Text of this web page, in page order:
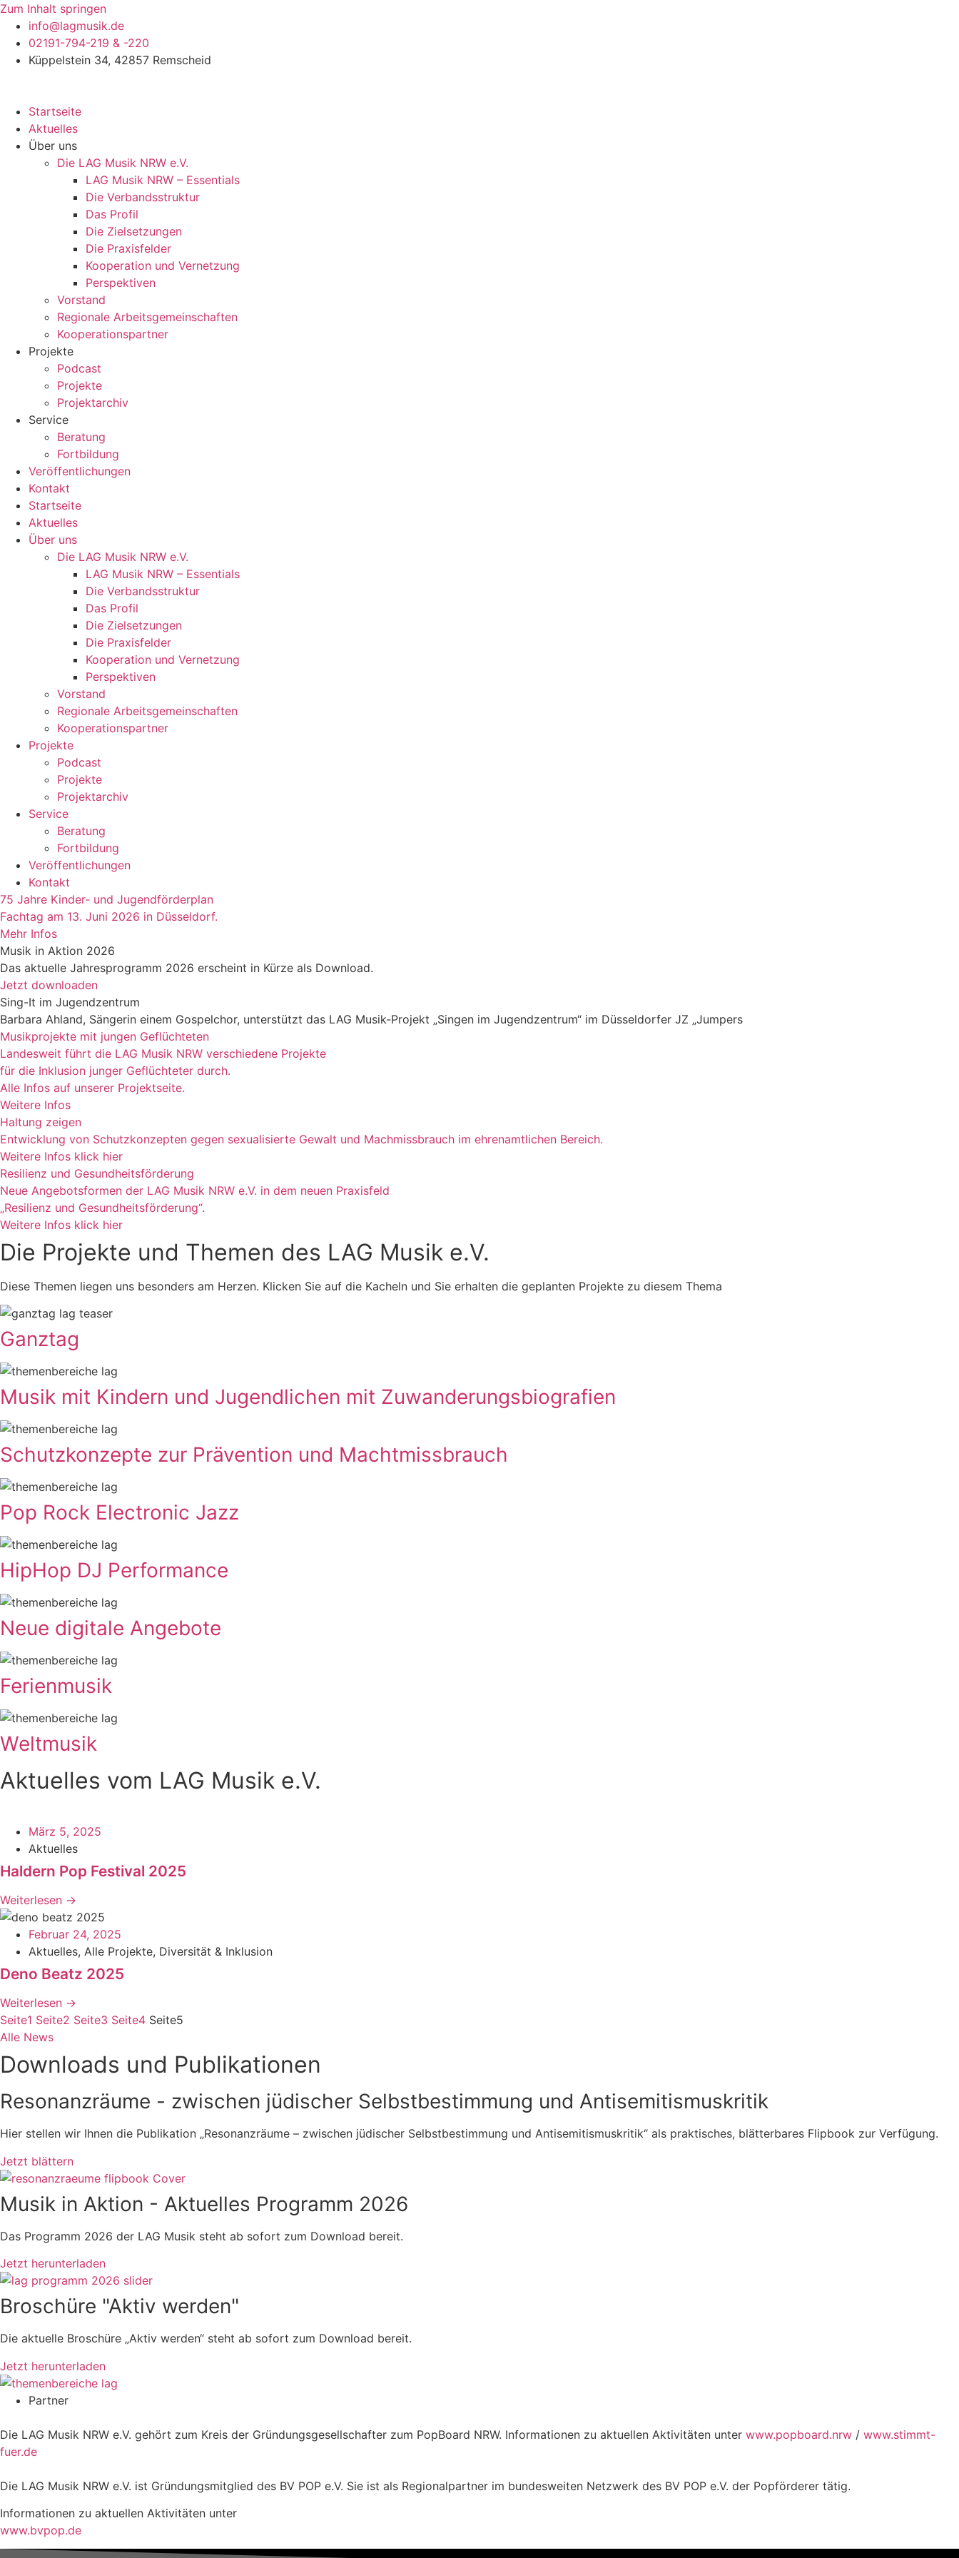
Zum Inhalt springen
info@lagmusik.de
02191-794-219 & -220
Küppelstein 34, 42857 Remscheid
Startseite
Aktuelles
Über uns
Die LAG Musik NRW e.V.
LAG Musik NRW – Essentials
Die Verbandsstruktur
Das Profil
Die Zielsetzungen
Die Praxisfelder
Kooperation und Vernetzung
Perspektiven
Vorstand​
Regionale Arbeitsgemeinschaften
Kooperationspartner
Projekte
Podcast
Projekte
Projektarchiv
Service
Beratung
Fortbildung
Veröffentlichungen
Kontakt
Startseite
Aktuelles
Über uns
Die LAG Musik NRW e.V.
LAG Musik NRW – Essentials
Die Verbandsstruktur
Das Profil
Die Zielsetzungen
Die Praxisfelder
Kooperation und Vernetzung
Perspektiven
Vorstand​
Regionale Arbeitsgemeinschaften
Kooperationspartner
Projekte
Podcast
Projekte
Projektarchiv
Service
Beratung
Fortbildung
Veröffentlichungen
Kontakt
75 Jahre Kinder- und Jugendförderplan
Fachtag am 13. Juni 2026 in Düsseldorf.
Mehr Infos
Musik in Aktion 2026
Das aktuelle Jahresprogramm 2026 erscheint in Kürze als Download.
Jetzt downloaden
Sing-It im Jugendzentrum
Barbara Ahland, Sängerin einem Gospelchor, unterstützt das LAG Musik-Projekt „Singen im Jugendzentrum“ im Düsseldorfer JZ „Jumpers
Musikprojekte mit jungen Geflüchteten
Landesweit führt die LAG Musik NRW verschiedene Projekte
für die Inklusion junger Geflüchteter durch.
Alle Infos auf unserer Projektseite.
Weitere Infos
Haltung zeigen
Entwicklung von Schutzkonzepten gegen sexualisierte Gewalt und Machmissbrauch im ehrenamtlichen Bereich.
Weitere Infos klick hier
Resilienz und Gesundheitsförderung
Neue Angebotsformen der LAG Musik NRW e.V. in dem neuen Praxisfeld
„Resilienz und Gesundheitsförderung“.
Weitere Infos klick hier
Die Projekte und Themen des LAG Musik e.V.
Diese Themen liegen uns besonders am Herzen. Klicken Sie auf die Kacheln und Sie erhalten die geplanten Projekte zu diesem Thema
Ganztag
Musik mit Kindern und Jugendlichen mit Zuwanderungsbiografien
Schutzkonzepte zur Prävention und Machtmissbrauch
Pop Rock Electronic Jazz
HipHop DJ Performance
Neue digitale Angebote
Ferienmusik
Weltmusik
Aktuelles vom LAG Musik e.V.
März 5, 2025
Aktuelles
Haldern Pop Festival 2025
Weiterlesen →
Februar 24, 2025
Aktuelles, Alle Projekte, Diversität & Inklusion
Deno Beatz 2025
Weiterlesen →
Seite1 Seite2 Seite3 Seite4 Seite5
Alle News
Downloads und Publikationen
Resonanzräume - zwischen jüdischer Selbstbestimmung und Antisemitismuskritik
Hier stellen wir Ihnen die Publikation „Resonanzräume – zwischen jüdischer Selbstbestimmung und Antisemitismuskritik“ als praktisches, blätterbares Flipbook zur Verfügung.
Jetzt blättern
Musik in Aktion - Aktuelles Programm 2026
Das Programm 2026 der LAG Musik steht ab sofort zum Download bereit.
Jetzt herunterladen
Broschüre "Aktiv werden"
Die aktuelle Broschüre „Aktiv werden“ steht ab sofort zum Download bereit.
Jetzt herunterladen
Partner
Die LAG Musik NRW e.V. gehört zum Kreis der Gründungsgesellschafter zum PopBoard NRW. Informationen zu aktuellen Aktivitäten unter www.popboard.nrw / www.stimmt-
fuer.de
Die LAG Musik NRW e.V. ist Gründungsmitglied des BV POP e.V. Sie ist als Regionalpartner im bundesweiten Netzwerk des BV POP e.V. der Popförderer tätig.
Informationen zu aktuellen Aktivitäten unter
www.bvpop.de